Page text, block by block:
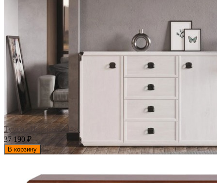
Тумба «Индиана 2d4s»
37 190 ₽
В корзину